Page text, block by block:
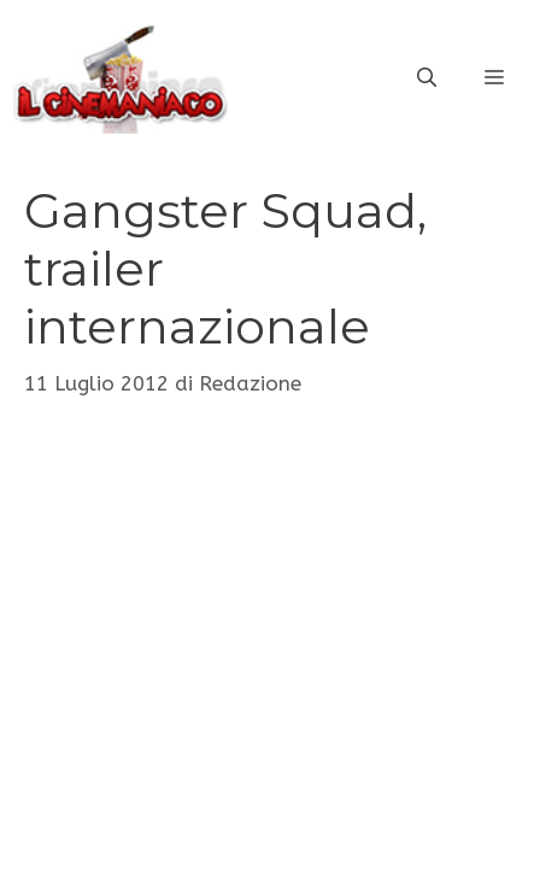
contenuto
Gangster Squad,
trailer
internazionale
11 Luglio 2012 di Redazione